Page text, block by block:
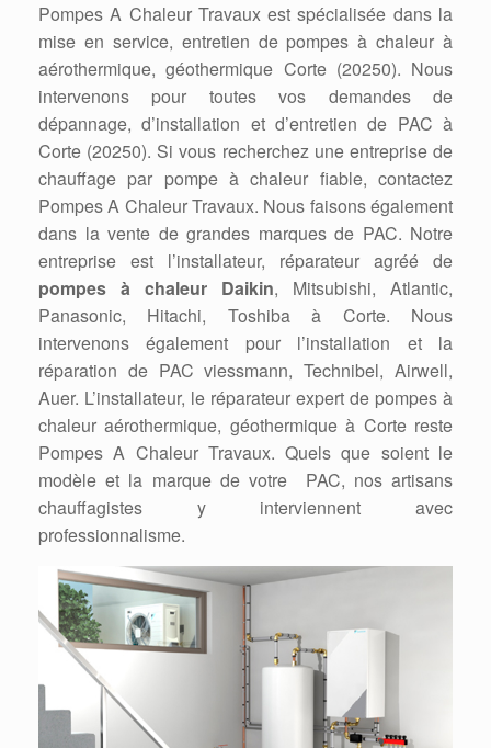
Pompes A Chaleur Travaux est spécialisée dans la
mise en service, entretien de pompes à chaleur à
aérothermique, géothermique Corte (20250). Nous
intervenons pour toutes vos demandes de
dépannage, d’installation et d’entretien de PAC à
Corte (20250). Si vous recherchez une entreprise de
chauffage par pompe à chaleur fiable, contactez
Pompes A Chaleur Travaux. Nous faisons également
dans la vente de grandes marques de PAC. Notre
entreprise est l’installateur, réparateur agréé de
pompes à chaleur Daikin, Mitsubishi, Atlantic,
Panasonic, Hitachi, Toshiba à Corte. Nous
intervenons également pour l’installation et la
réparation de PAC viessmann, Technibel, Airwell,
Auer. L’installateur, le réparateur expert de pompes à
chaleur aérothermique, géothermique à Corte reste
Pompes A Chaleur Travaux. Quels que soient le
modèle et la marque de votre PAC, nos artisans
chauffagistes y interviennent avec
professionnalisme.